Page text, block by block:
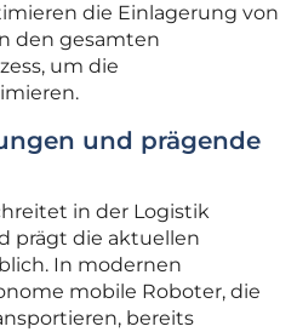
die Einlagerung von
den gesamten
um die
und prägende
in der Logistik
prägt die aktuellen
In modernen
mobile Roboter, die
bereits